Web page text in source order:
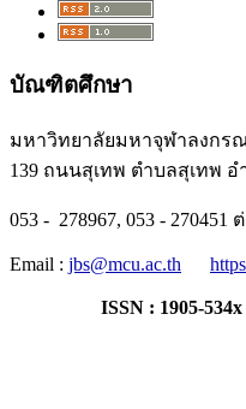
บัณฑิตศึกษา
มหาวิทยาลัยมหาจุฬาลงกร
139 ถนนสุเทพ ตำบลสุเทพ อ
053 - 278967, 053 - 270451
Email : jbs@mcu.ac.th
ISSN : 1905-